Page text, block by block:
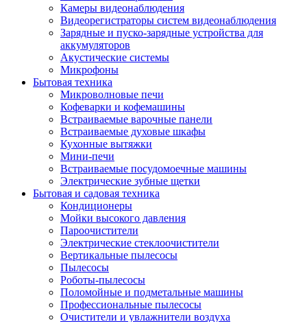
Камеры видеонаблюдения
Видеорегистраторы систем видеонаблюдения
Зарядные и пуско-зарядные устройства для
аккумуляторов
Акустические системы
Микрофоны
Бытовая техника
Микроволновые печи
Кофеварки и кофемашины
Встраиваемые варочные панели
Встраиваемые духовые шкафы
Кухонные вытяжки
Мини-печи
Встраиваемые посудомоечные машины
Электрические зубные щетки
Бытовая и садовая техника
Кондиционеры
Мойки высокого давления
Пароочистители
Электрические стеклоочистители
Вертикальные пылесосы
Пылесосы
Роботы-пылесосы
Поломойные и подметальные машины
Профессиональные пылесосы
Очистители и увлажнители воздуха